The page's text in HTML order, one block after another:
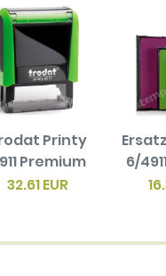
Printy
Premium
32.61 EUR
6/